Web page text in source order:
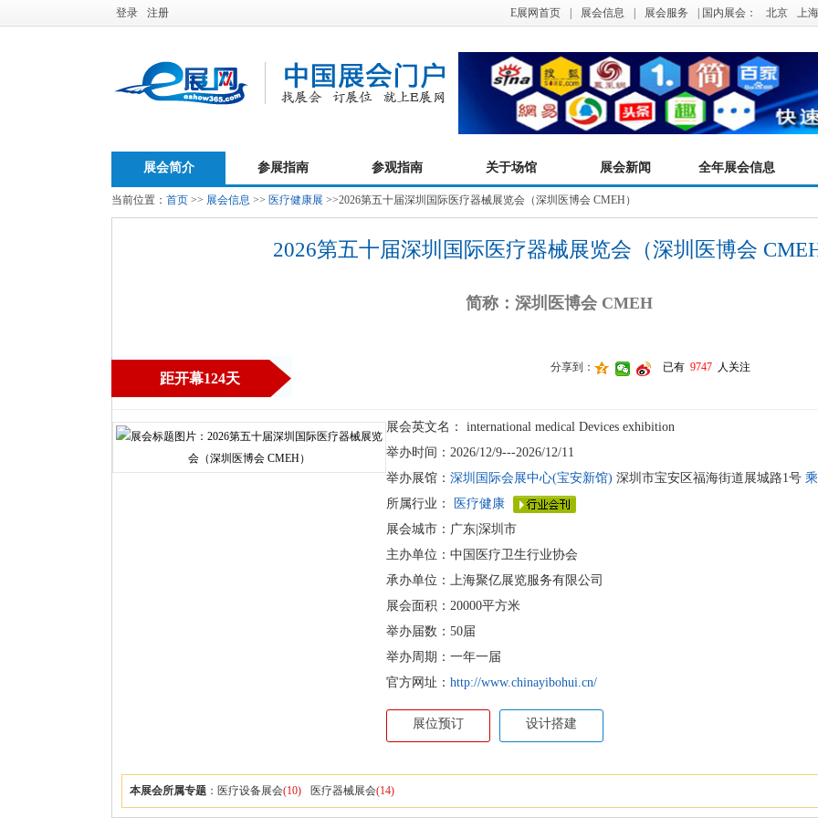
登录 注册 E展网首页 展会信息 展会服务 | 国内展会： 北京 上海
展会简介 参展指南 参观指南 关于场馆 展会新闻 全年展会信息
当前位置： 首页 >> 展会信息 >> 医疗健康展 >>2026第五十届深圳国际医疗器械展览会（深圳医博会 CMEH）
2026第五十届深圳国际医疗器械展览会（深圳医博会
简称：深圳医博会 CMEH
距开幕124天
分享到： 已有 9747 人关注
展会英文名：
international medical Devices exhibition
举办时间：2026/12/9---2026/12/11
举办展馆： 深圳国际会展中心(宝安新馆) 深圳市宝安区福海街道展城路1号
所属行业：
医疗健康
展会城市：广东|深圳市
主办单位：中国医疗卫生行业协会
承办单位：上海聚亿展览服务有限公司
展会面积：20000平方米
举办届数：50届
举办周期：一年一届
官方网址： http://www.chinayibohui.cn/
展位预订 设计搭建
本展会所属专题 ： 医疗设备展会(10) 医疗器械展会(14)